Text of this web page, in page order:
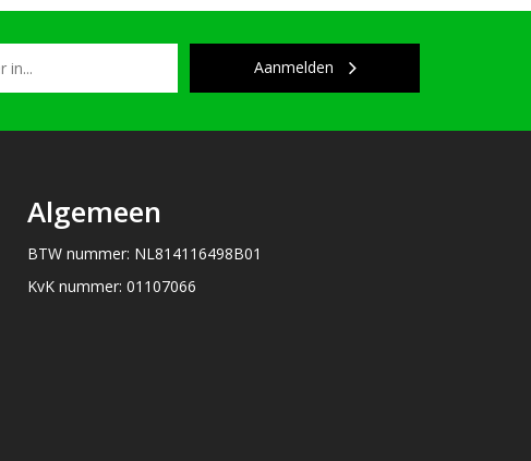
Aanmelden
Algemeen
BTW nummer: NL814116498B01
KvK nummer: 01107066